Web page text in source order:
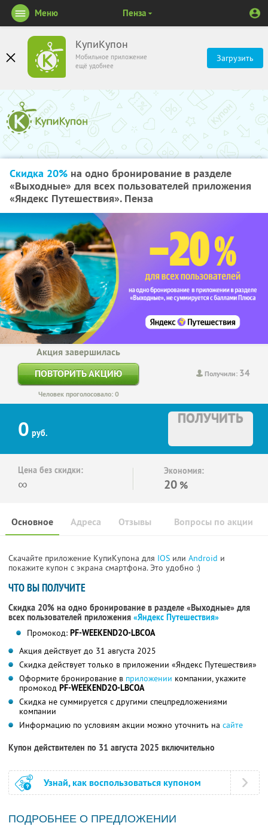
КупиКупон
Мобильное приложение
ещё удобнее
Загрузить
Меню Пенза
Скидка 20% на одно бронирование в разделе
«Выходные» для всех пользователей приложения
«Яндекс Путешествия». Пенза
Получили: 34
Акция завершилась
ПОВТОРИТЬ АКЦИЮ
Человек проголосовало: 0
0 руб.
ПОЛУЧИТЬ
Цена без скидки:
∞
Экономия:
20 %
Основное Отзывы Вопросы по акции
Адреса
Скачайте приложение КупиКупона для IOS или Android и
покажите купон с экрана смартфона. Это удобно :)
ЧТО ВЫ ПОЛУЧИТЕ
Скидка 20% на одно бронирование в разделе «Выходные» для
всех пользователей приложения «Яндекс Путешествия»
Промокод: PF-WEEKEND2O-LBCOA
Акция действует до 31 августа 2025
Скидка действует только в приложении «Яндекс Путешествия»
Оформите бронирование в приложении компании, укажите
промокод PF-WEEKEND2O-LBCOA
Скидка не суммируется с другими спецпредложениями
компании
Информацию по условиям акции можно уточнить на сайте
Купон действителен по 31 августа 2025 включительно
Узнай, как воспользоваться купоном
ПОДРОБНЕЕ О ПРЕДЛОЖЕНИИ